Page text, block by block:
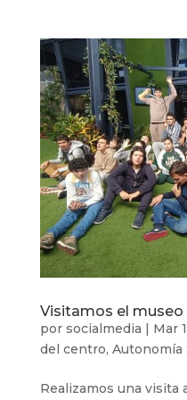
Visitamos el museo
por socialmedia Mar
del centro, Autonomía
Realizamos una visita